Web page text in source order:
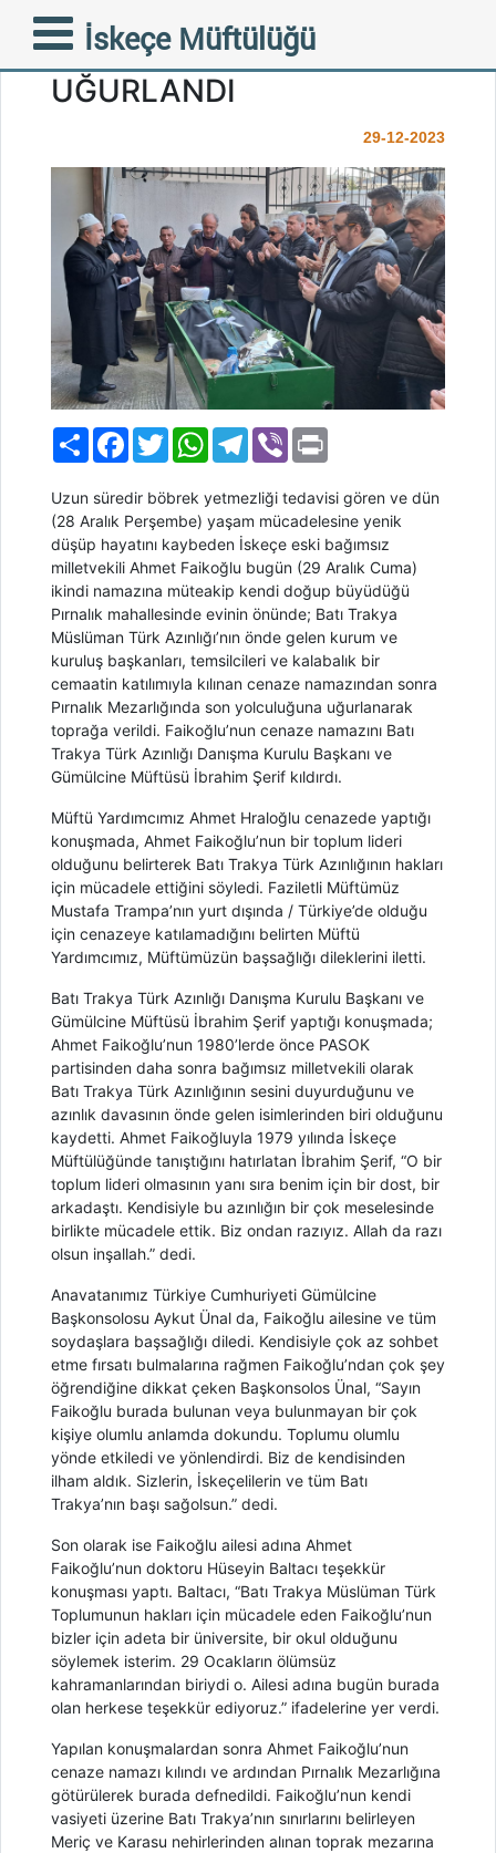
İskeçe Müftülüğü
FAİKOĞLU SON
YOLCULUĞUNA
UĞURLANDI
29-12-2023
PaylaşFacebook
TwitterWhatsAppTelegram
Viber
Uzun süredir böbrek yetmezliği tedavisi gören ve dün
(28 Aralık Perşembe) yaşam mücadelesine yenik
düşüp hayatını kaybeden İskeçe eski bağımsız
milletvekili Ahmet Faikoğlu bugün (29 Aralık Cuma)
ikindi namazına müteakip kendi doğup büyüdüğü
Pırnalık mahallesinde evinin önünde; Batı Trakya
Müslüman Türk Azınlığı’nın önde gelen kurum ve
kuruluş başkanları, temsilcileri ve kalabalık bir
cemaatin katılımıyla kılınan cenaze namazından sonra
Pırnalık Mezarlığında son yolculuğuna uğurlanarak
toprağa verildi. Faikoğlu’nun cenaze namazını Batı
Trakya Türk Azınlığı Danışma Kurulu Başkanı ve
Gümülcine Müftüsü İbrahim Şerif kıldırdı.
Müftü Yardımcımız Ahmet Hraloğlu cenazede yaptığı
konuşmada, Ahmet Faikoğlu’nun bir toplum lideri
olduğunu belirterek Batı Trakya Türk Azınlığının hakları
için mücadele ettiğini söyledi. Faziletli Müftümüz
Mustafa Trampa’nın yurt dışında / Τürkiye’de olduğu
için cenazeye katılamadığını belirten Müftü
Yardımcımız, Müftümüzün başsağlığı dileklerini iletti.
Batı Trakya Türk Azınlığı Danışma Kurulu Başkanı ve
Gümülcine Müftüsü İbrahim Şerif yaptığı konuşmada;
Ahmet Faikoğlu’nun 1980’lerde önce PASOK
partisinden daha sonra bağımsız milletvekili olarak
Batı Trakya Türk Azınlığının sesini duyurduğunu ve
azınlık davasının önde gelen isimlerinden biri olduğunu
kaydetti. Ahmet Faikoğluyla 1979 yılında İskeçe
Müftülüğünde tanıştığını hatırlatan İbrahim Şerif, “O bir
toplum lideri olmasının yanı sıra benim için bir dost, bir
arkadaştı. Kendisiyle bu azınlığın bir çok meselesinde
birlikte mücadele ettik. Biz ondan razıyız. Allah da razı
olsun inşallah.” dedi.
Anavatanımız Türkiye Cumhuriyeti Gümülcine
Başkonsolosu Aykut Ünal da, Faikoğlu ailesine ve tüm
soydaşlara başsağlığı diledi. Kendisiyle çok az sohbet
etme fırsatı bulmalarına rağmen Faikoğlu’ndan çok şey
öğrendiğine dikkat çeken Başkonsolos Ünal, “Sayın
Faikoğlu burada bulunan veya bulunmayan bir çok
kişiye olumlu anlamda dokundu. Toplumu olumlu
yönde etkiledi ve yönlendirdi. Biz de kendisinden
ilham aldık. Sizlerin, İskeçelilerin ve tüm Batı
Trakya’nın başı sağolsun.” dedi.
Son olarak ise Faikoğlu ailesi adına Ahmet
Faikoğlu’nun doktoru Hüseyin Baltacı teşekkür
konuşması yaptı. Baltacı, “Batı Trakya Müslüman Türk
Toplumunun hakları için mücadele eden Faikoğlu’nun
bizler için adeta bir üniversite, bir okul olduğunu
söylemek isterim. 29 Ocakların ölümsüz
kahramanlarından biriydi o. Ailesi adına bugün burada
olan herkese teşekkür ediyoruz.” ifadelerine yer verdi.
Yapılan konuşmalardan sonra Ahmet Faikoğlu’nun
cenaze namazı kılındı ve ardından Pırnalık Mezarlığına
götürülerek burada defnedildi. Faikoğlu’nun kendi
vasiyeti üzerine Batı Trakya’nın sınırlarını belirleyen
Meriç ve Karasu nehirlerinden alınan toprak mezarına